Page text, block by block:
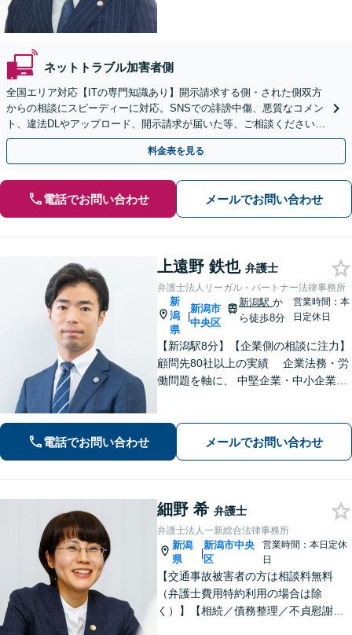
ネットトラブル加害者側
全国エリア対応【ITの専門知識あり】開示請求する側・された側双方
からの相談にスピーディーに対応。SNSでの誹謗中傷、悪質なコメン
ト、違法DLやアップロード、開示請求が届いた等、ご相談ください
【WEB面談OK&解決実績豊富】【千葉中央駅4分】
料金表を見る
電話でお問い合わせ メールでお問い合わせ
上遠野 鉄也 弁護士
弁護士法人リーガル・パートナー法律事務所
新
潟
県
|
新潟市
中央区
新潟駅 か
ら徒歩8分
営業時間：本
日定休日
【新潟駅8分】【企業側の相談に注力】
顧問先80社以上の実績 企業法務・労
働問題を軸に、 中堅企業・中小企業・
支える経営者の参謀としてサポートし
ます。 お気軽にご相談ください。
電話でお問い合わせ メールでお問い合わせ
細野 希 弁護士
弁護士法人一新総合法律事務所
新潟
県
|
新潟市中央
区
営業時間：本日定休
日
【交通事故被害者の方は相談料無料
（弁護士費用特約利用の場合は除
く）】【相続／債務整理／不貞慰謝料